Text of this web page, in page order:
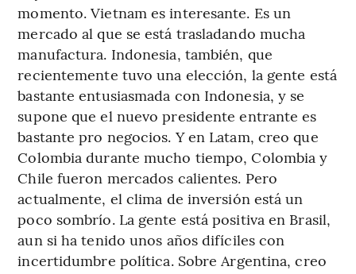
momento. Vietnam es interesante. Es un
mercado al que se está trasladando mucha
manufactura. Indonesia, también, que
recientemente tuvo una elección, la gente está
bastante entusiasmada con Indonesia, y se
supone que el nuevo presidente entrante es
bastante pro negocios. Y en Latam, creo que
Colombia durante mucho tiempo, Colombia y
Chile fueron mercados calientes. Pero
actualmente, el clima de inversión está un
poco sombrío. La gente está positiva en Brasil,
aun si ha tenido unos años difíciles con
incertidumbre política. Sobre Argentina, creo